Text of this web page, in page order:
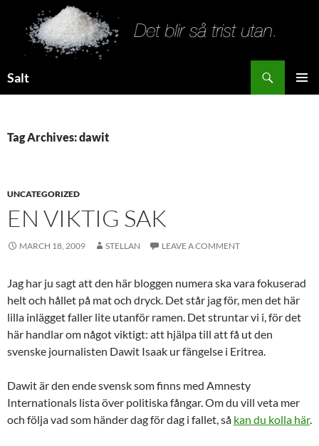
Salt
Tag Archives: dawit
UNCATEGORIZED
EN VIKTIG SAK
MARCH 18, 2009 STELLAN LEAVE A COMMENT
Jag har ju sagt att den här bloggen numera ska vara fokuserad
helt och hållet på mat och dryck. Det står jag för, men det här
lilla inlägget faller lite utanför ramen. Det struntar vi i, för det
här handlar om något viktigt: att hjälpa till att få ut den
svenske journalisten Dawit Isaak ur fängelse i Eritrea.
Dawit är den ende svensk som finns med Amnesty
Internationals lista över politiska fångar. Om du vill veta mer
och följa vad som händer dag för dag i fallet, så kan du kolla här.